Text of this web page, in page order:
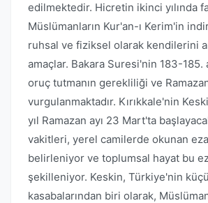
edilmektedir. Hicretin ikinci yılında
Müslümanların Kur'an-ı Kerim'in
ruhsal ve fiziksel olarak kendilerini
amaçlar. Bakara Suresi'nin 183-185.
oruç tutmanın gerekliliği ve
vurgulanmaktadır. Kırıkkale'nin
yıl Ramazan ayı 23 Mart'ta
vakitleri, yerel camilerde okunan
belirleniyor ve toplumsal hayat bu
şekilleniyor. Keskin, Türkiye'nin
kasabalarından biri olarak,